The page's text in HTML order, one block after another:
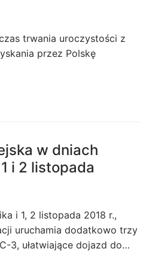
trwania uroczystości z
przez Polskę
w dniach
i 2 listopada
i 1, 2 listopada 2018 r.,
uruchamia dodatkowo trzy
3, ułatwiające dojazd do…